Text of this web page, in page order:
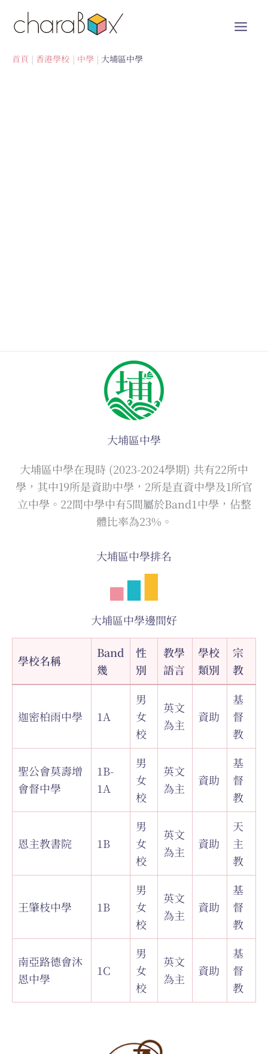
首頁 香港學校 中學 大埔區中學
大埔區中學
大埔區中學在現時 (2023-2024學期) 共有22所中
學，其中19所是資助中學，2所是直資中學及1所官
立中學。22間中學中有5間屬於Band1中學，佔整
體比率為23%。
大埔區中學排名
大埔區中學邊間好
學校名稱
Band
幾
性
別
教學
語言
學校
類別
宗
教
迦密柏雨中學 1A
男
女
校
英文
為主
資助
基
督
教
聖公會莫壽增
會督中學
1B-
1A
男
女
校
英文
為主
資助
基
督
教
恩主教書院 1B
男
女
校
英文
為主
資助
天
主
教
王肇枝中學 1B
男
女
校
英文
為主
資助
基
督
教
南亞路德會沐
恩中學
1C
男
女
校
英文
為主
資助
基
督
教